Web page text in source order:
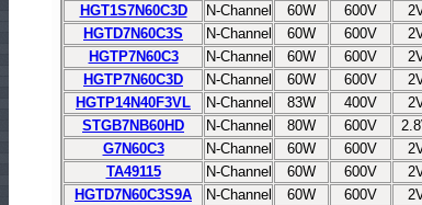
HGT1S7N60C3D
N-Channel 60W 600V
HGTD7N60C3S
N-Channel 60W 600V
HGTP7N60C3
N-Channel 60W 600V
HGTP7N60C3D
N-Channel 60W 600V
HGTP14N40F3VL
N-Channel 83W 400V
STGB7NB60HD
N-Channel 80W 600V
G7N60C3
N-Channel 60W 600V
TA49115
N-Channel 60W 600V
HGTD7N60C3S9A
N-Channel 60W 600V